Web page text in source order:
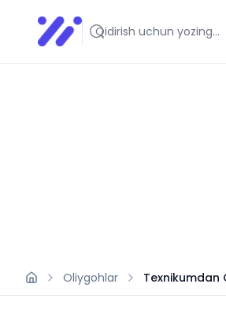
Infoedu
Ta&#039;lim xabarlari va
Oliygohlar Texnikumdan